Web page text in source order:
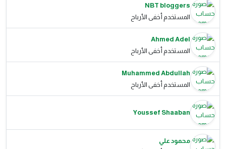
NBT bloggers
المستخدم أخفى الأرباح
Ahmed Adel
المستخدم أخفى الأرباح
Muhammed Abdullah
المستخدم أخفى الأرباح
Youssef Shaaban
محمود علي